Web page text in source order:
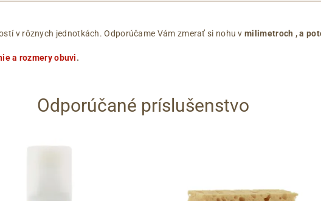
v rôznych jednotkách. Odporúčame Vám zmerať si nohu vmilimetroch , a
a rozmery obuvi.
Odporúčané príslušenstvo